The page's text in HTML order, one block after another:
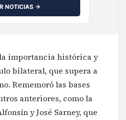
NOTICIAS →
importancia histórica y
bilateral, que supera a
Rememoró las bases
anteriores, como la
y José Sarney, que